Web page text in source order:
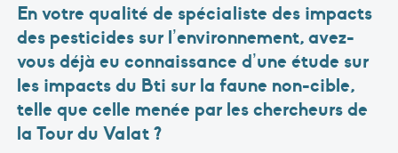
En votre qualité de spécialiste des impacts
des pesticides sur l’environnement, avez-
vous déjà eu connaissance d’une étude sur
les impacts du Bti sur la faune non-cible,
telle que celle menée par les chercheurs de
la Tour du Valat ?